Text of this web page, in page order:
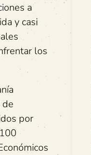
a
y casi
los
de
por